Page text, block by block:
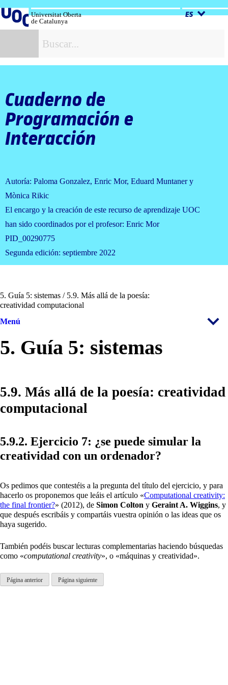
al
contenido
Universitat Oberta
de Catalunya
ES
Cuaderno de
Programación e
Interacción
Autoría: Paloma Gonzalez, Enric Mor, Eduard Muntaner y
Mònica Rikic
El encargo y la creación de este recurso de aprendizaje UOC
han sido coordinados por el profesor: Enric Mor
PID_00290775
Segunda edición: septiembre 2022
5. Guía 5: sistemas / 5.9. Más allá de la poesía:
creatividad computacional
Menú
5. Guía 5: sistemas
5.9. Más allá de la poesía: creatividad
computacional
5.9.2. Ejercicio 7: ¿se puede simular la
creatividad con un ordenador?
Os pedimos que contestéis a la pregunta del título del ejercicio, y para
hacerlo os proponemos que leáis el artículo «Computational creativity:
the final frontier?» (2012), de Simon Colton y Geraint A. Wiggins, y
que después escribáis y compartáis vuestra opinión o las ideas que os
haya sugerido.
También podéis buscar lecturas complementarias haciendo búsquedas
como «computational creativity», o «máquinas y creatividad».
Página anterior Página siguiente